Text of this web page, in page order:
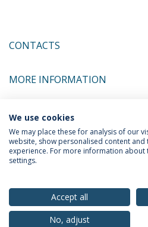
CONTACTS
MORE INFORMATION
COORDINATORS
Privacy Policy
We use cookies
We may place these for analysis of our
website, show personalised content and
experience. For more information about
settings.
Accept all
No, adjust